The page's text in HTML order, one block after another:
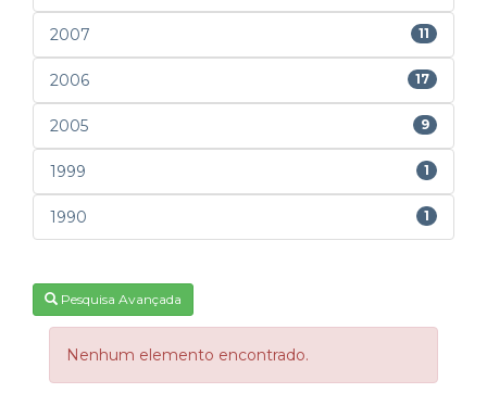
2007 11
2006 17
2005 9
1999 1
1990 1
Pesquisa Avançada
Nenhum elemento encontrado.